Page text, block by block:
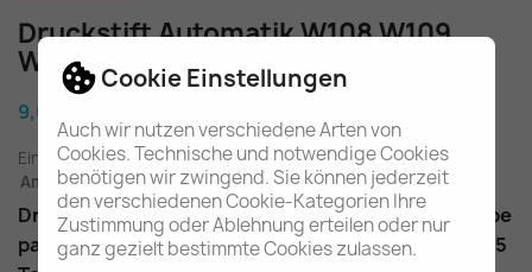
Cookie Einstellungen
Auch wir nutzen verschiedene Arten von
Cookies. Technische und notwendige Cookies
benötigen wir zwingend. Sie können jederzeit
den verschiedenen Cookie-Kategorien Ihre
Zustimmung oder Ablehnung erteilen oder nur
ganz gezielt bestimmte Cookies zulassen.
Druckstift Automatik W108 W109
W110 W111 W114 W115 A1152775375
9,60 €
Einschl. gesetzl. MwSt. zuzügl. Versandkosten
Am Lager - In 2-3 Tagen bei Ihnen (Inland)
Druckstift an Bremsband für das Automatikgetriebe
passend u.a. im W108, W109, W110, W111, W114, W115